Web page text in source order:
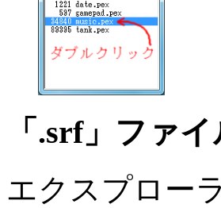
「.srf」ファ
エクスプロー